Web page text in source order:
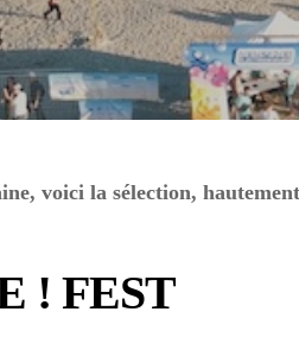
voici la sélection,
! FEST